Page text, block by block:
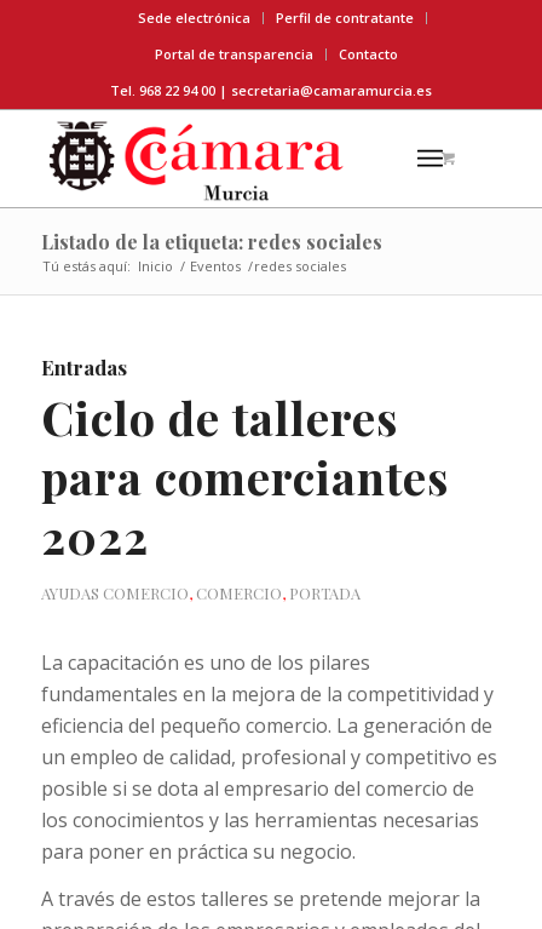
Sede electrónica
Perfil de contratante
Portal de transparencia
Contacto
Tel. 968 22 94 00 | secretaria@camaramurcia.es
Listado de la etiqueta: redes sociales
Tú estás aquí: Inicio / Eventos /redes sociales
Entradas
Ciclo de talleres
para comerciantes
2022
AYUDAS COMERCIO, COMERCIO, PORTADA
La capacitación es uno de los pilares
fundamentales en la mejora de la competitividad y
eficiencia del pequeño comercio. La generación de
un empleo de calidad, profesional y competitivo es
posible si se dota al empresario del comercio de
los conocimientos y las herramientas necesarias
para poner en práctica su negocio.
A través de estos talleres se pretende mejorar la